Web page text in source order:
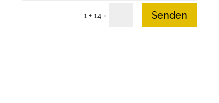
1 + 14 = Senden